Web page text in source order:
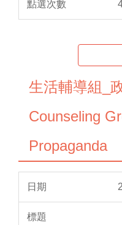
生活輔導組_
Counseling
Propaganda